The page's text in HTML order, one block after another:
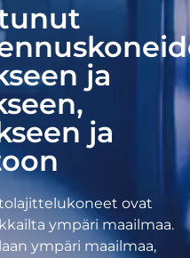
ja
ja
ovat
ympäri maailmaa.
ympäri maailmaa,